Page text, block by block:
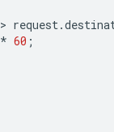
> request.
* 60 ;